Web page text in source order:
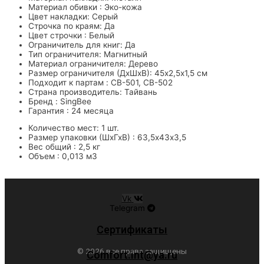
Материал обивки : Эко-кожа
Цвет накладки: Серый
Строчка по краям: Да
Цвет строчки : Белый
Ограничитель для книг: Да
Тип ограничителя: Магнитный
Материал ограничителя: Дерево
Размер ограничителя (ДхШхВ): 45х2,5х1,5 см
Подходит к партам : CB-501, CB-502
Страна производитель: Тайвань
Бренд : SingBee
Гарантия : 24 месяца
Количество мест: 1 шт.
Размер упаковки (ШхГхВ) : 63,5х43х3,5
Вес общий : 2,5 кг
Объем : 0,013 м3
Vk
Telegram
Сертификаты
© 2026 все права защищены
Comfort.int@ya.ru